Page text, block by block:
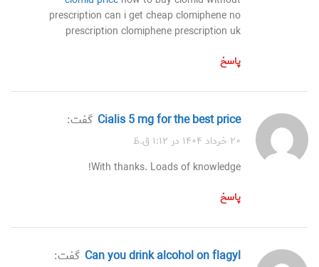
prescription can i get cheap clomiphene no
prescription clomiphene prescription uk
پاسخ
cialis 5 mg for the best price گفت:
۲۰ خرداد ۱۴۰۴ در ۱:۱۲ ق.ظ
With thanks. Loads of knowledge!
پاسخ
can you drink alcohol on flagyl گفت: